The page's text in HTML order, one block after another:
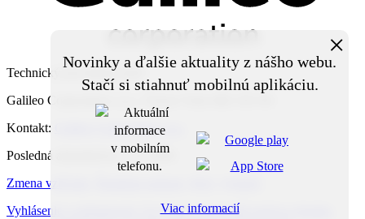
Novinky a ďalšie aktuality z nášho webu.
Stačí si stiahnuť mobilnú aplikáciu.
×
Viac informacií
Technický prevádzkovateľ:
Galileo Corporation s.r.o., Čierna Voda 468, 925 06
Kontakt:
Galileo Corporation s.r.o.
Posledná aktualizácia: 3. 8. 2026
Zmena vzhľadu
Vyhlásenie o prístupnosti
Za obsah zodpovedá správca obsahu